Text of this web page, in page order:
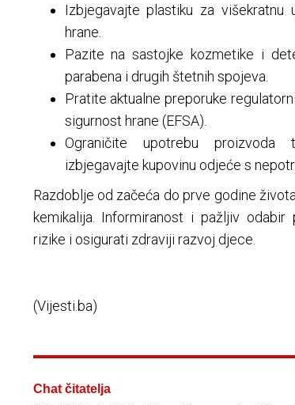
Izbjegavajte plastiku za višekratnu
hrane.
Pazite na sastojke kozmetike i
parabena i drugih štetnih spojeva.
Pratite aktualne preporuke
sigurnost hrane (EFSA).
Ograničite upotrebu
izbjegavajte kupovinu odjeće s
Razdoblje od začeća do prve godine
kemikalija. Informiranost i pažljiv
rizike i osigurati zdraviji razvoj djece.
(Vijesti.ba)
Chat čitatelja